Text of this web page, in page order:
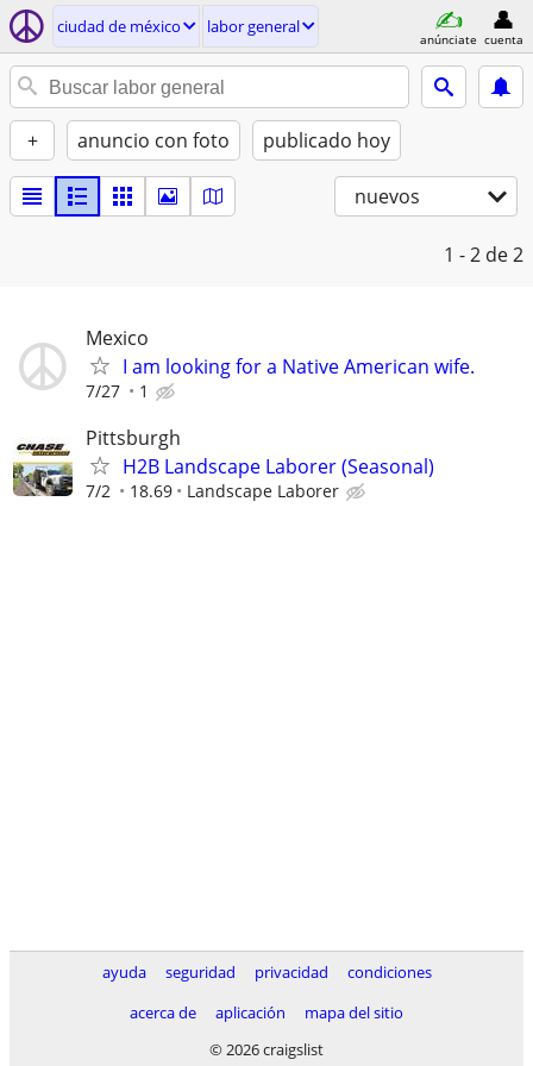
ciudad de méxico labor general
anúnciate cuenta
+ anuncio con foto publicado hoy
nuevos
1 - 2 de 2
Mexico
I am looking for a Native American wife.
7/27 1
Pittsburgh
H2B Landscape Laborer (Seasonal)
7/2 18.69 Landscape Laborer
ayuda seguridad privacidad
condiciones
acerca de
aplicación
mapa del sitio
© 2026 craigslist